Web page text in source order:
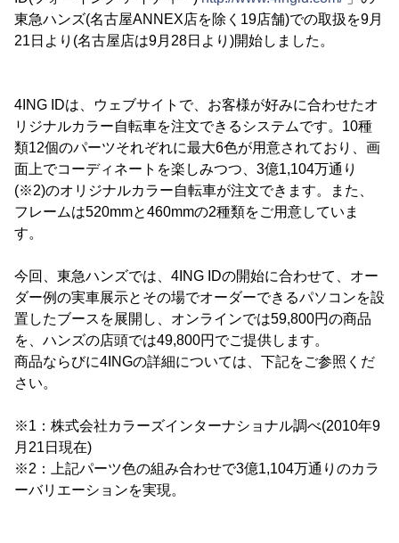
東急ハンズ(名古屋ANNEX店を除く19店舗)での取扱を9月
21日より(名古屋店は9月28日より)開始しました。
4ING IDは、ウェブサイトで、お客様が好みに合わせたオ
リジナルカラー自転車を注文できるシステムです。10種
類12個のパーツそれぞれに最大6色が用意されており、画
面上でコーディネートを楽しみつつ、3億1,104万通り
(※2)のオリジナルカラー自転車が注文できます。また、
フレームは520mmと460mmの2種類をご用意していま
す。
今回、東急ハンズでは、4ING IDの開始に合わせて、オー
ダー例の実車展示とその場でオーダーできるパソコンを設
置したブースを展開し、オンラインでは59,800円の商品
を、ハンズの店頭では49,800円でご提供します。
商品ならびに4INGの詳細については、下記をご参照くだ
さい。
※1：株式会社カラーズインターナショナル調べ(2010年9
月21日現在)
※2：上記パーツ色の組み合わせで3億1,104万通りのカラ
ーバリエーションを実現。